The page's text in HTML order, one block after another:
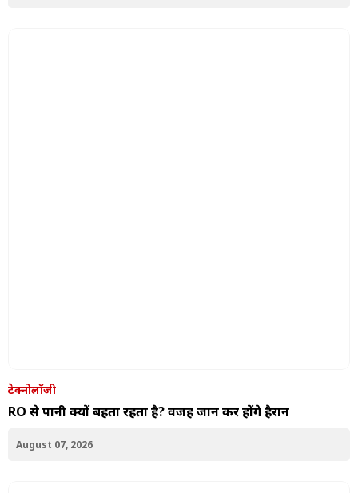
टेक्नोलॉजी
RO से पानी क्यों बहता रहता है? वजह जान कर होंगे हैरान
August 07, 2026